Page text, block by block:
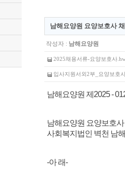
남해요양원 요양보호사
작성자 : 남해요양원
2025채용서류-요양보호사
입사지원서외2부_요양보호
남해요양원 제2025 -
남해요양원 요양보호
사회복지법인 벽천 남
-아 래-